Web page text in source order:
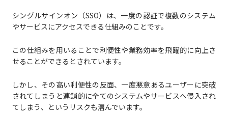
シングルサインオン（SSO）は、一度の認証で複数のシステム
やサービスにアクセスできる仕組みのことです。
この仕組みを用いることで利便性や業務効率を飛躍的に向上さ
せることができるとされています。
しかし、その高い利便性の反面、一度悪意あるユーザーに突破
されてしまうと連鎖的に全てのシステムやサービスへ侵入され
てしまう、というリスクも潜んでいます。